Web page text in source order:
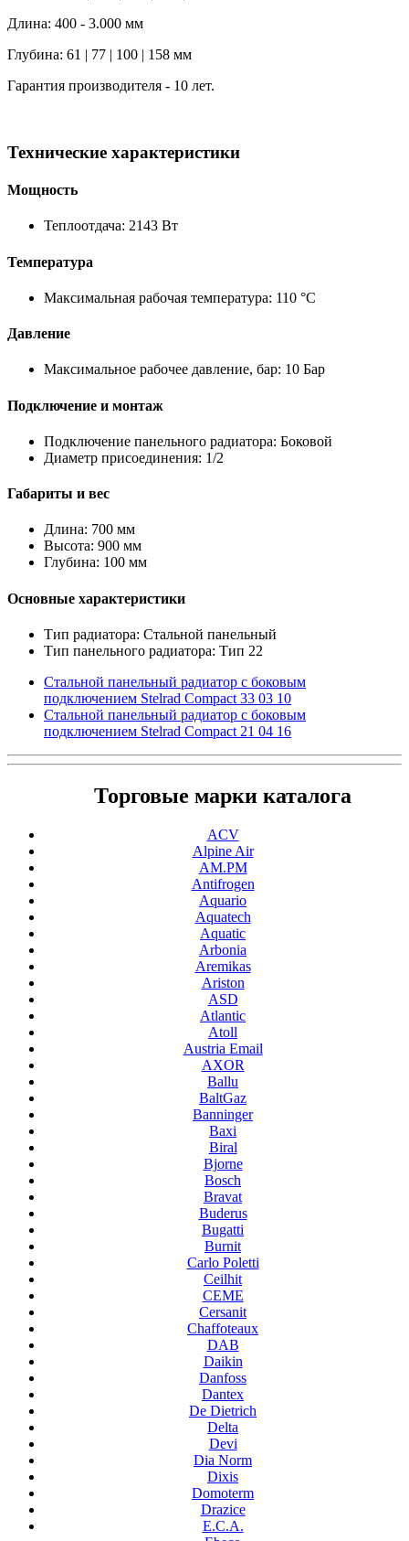
Длина: 400 - 3.000 мм
Глубина: 61 | 77 | 100 | 158 мм
Гарантия производителя - 10 лет.
Технические характеристики
Мощность
Теплоотдача: 2143 Вт
Температура
Максимальная рабочая температура: 110 °C
Давление
Максимальное рабочее давление, бар: 10 Бар
Подключение и монтаж
Подключение панельного радиатора: Боковой
Диаметр присоединения: 1/2
Габариты и вес
Длина: 700 мм
Высота: 900 мм
Глубина: 100 мм
Основные характеристики
Тип радиатора: Стальной панельный
Тип панельного радиатора: Тип 22
Стальной панельный радиатор с боковым
подключением Stelrad Compact 33 03 10
Стальной панельный радиатор с боковым
подключением Stelrad Compact 21 04 16
Торговые марки каталога
ACV
Alpine Air
AM.PM
Antifrogen
Aquario
Aquatech
Aquatic
Arbonia
Aremikas
Ariston
ASD
Atlantic
Atoll
Austria Email
AXOR
Ballu
BaltGaz
Banninger
Baxi
Biral
Bjorne
Bosch
Bravat
Buderus
Bugatti
Burnit
Carlo Poletti
Ceilhit
CEME
Cersanit
Chaffoteaux
DAB
Daikin
Danfoss
Dantex
De Dietrich
Delta
Devi
Dia Norm
Dixis
Domoterm
Drazice
E.C.A.